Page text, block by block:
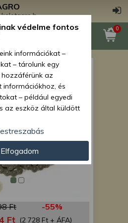
0
SCD (felső)
Ft -55%
Ft (2 728 Ft + ÁFA)
védelme fontos
információkat –
– tárolunk egy
az
és
– például egyedi
az eszköz által küldött
hirdetések és
hirdetés- és
nézettségi adatok
termékek
és a termékek
engedélyével mi és a
pontos geolokációs
információkat
Elfogadom